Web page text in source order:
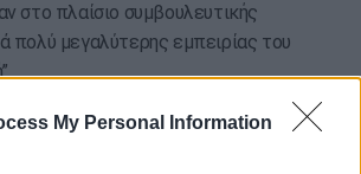
My Personal Information
στο πλαίσιο συμβουλευτικής
πολύ μεγαλύτερης εμπειρίας του
του Τμήματος Ελέγχου